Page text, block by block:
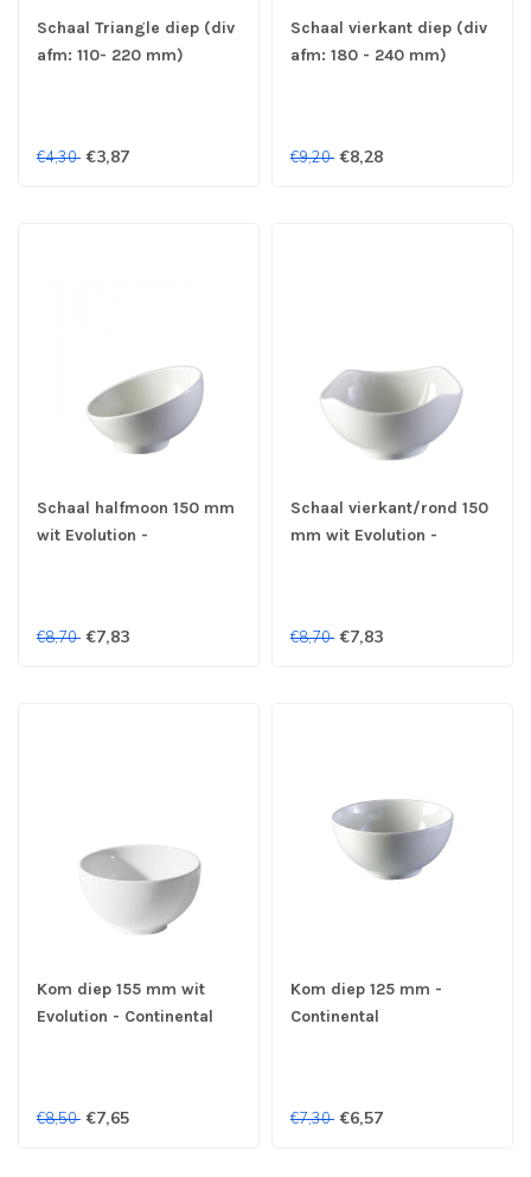
Schaal Triangle diep (div
afm: 110- 220 mm)
€4,30 €3,87
Schaal vierkant diep (div
afm: 180 - 240 mm)
€9,20 €8,28
Schaal halfmoon 150 mm
wit Evolution -
€8,70 €7,83
Schaal vierkant/rond 150
mm wit Evolution -
€8,70 €7,83
Kom diep 155 mm wit
Evolution - Continental
€8,50 €7,65
Kom diep 125 mm -
Continental
€7,30 €6,57